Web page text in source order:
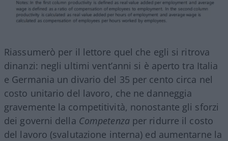
Riassumerò per il lettore quel che egli si ritrova
dinanzi: negli ultimi vent’anni si è aperto tra Italia
e Germania un divario del 35 per cento circa nel
costo unitario del lavoro, che ne danneggia
gravemente la competitività, nonostante gli sforzi
dei governi della Competenzaper ridurre il costo
del lavoro (svalutazione interna) ed aumentarne la